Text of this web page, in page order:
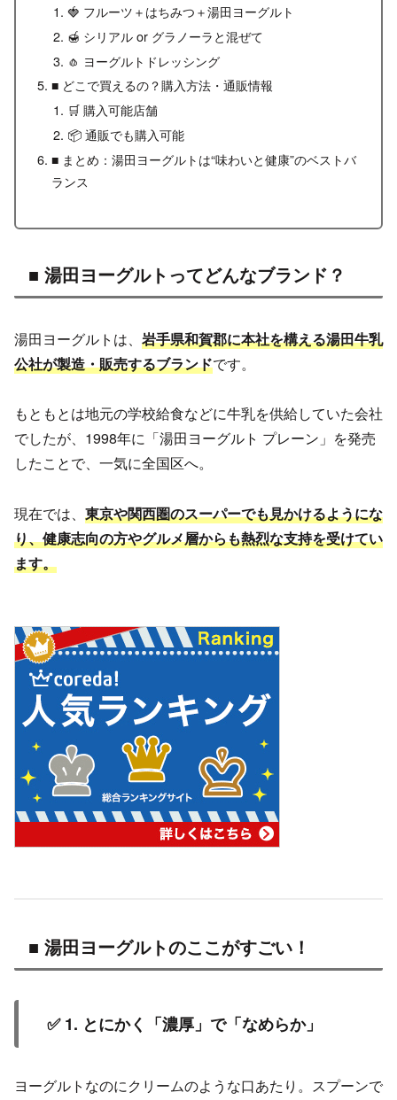
🍓 フルーツ＋はちみつ＋湯田ヨーグルト
🍯 シリアル or グラノーラと混ぜて
🧄 ヨーグルトドレッシング
■ どこで買えるの？購入方法・通販情報
🛒 購入可能店舗
📦 通販でも購入可能
■ まとめ：湯田ヨーグルトは“味わいと健康”のベストバ
ランス
■ 湯田ヨーグルトってどんなブランド？
湯田ヨーグルトは、 岩手県和賀郡に本社を構える湯田牛乳
公社が製造・販売するブランドです。
もともとは地元の学校給食などに牛乳を供給していた会社
でしたが、1998年に「湯田ヨーグルト プレーン」を発売
したことで、一気に全国区へ。
現在では、 東京や関西圏のスーパーでも見かけるようにな
り、健康志向の方やグルメ層からも熱烈な支持を受けてい
ます。
■ 湯田ヨーグルトのここがすごい！
✅ 1. とにかく「濃厚」で「なめらか」
ヨーグルトなのにクリームのような口あたり。スプーンで